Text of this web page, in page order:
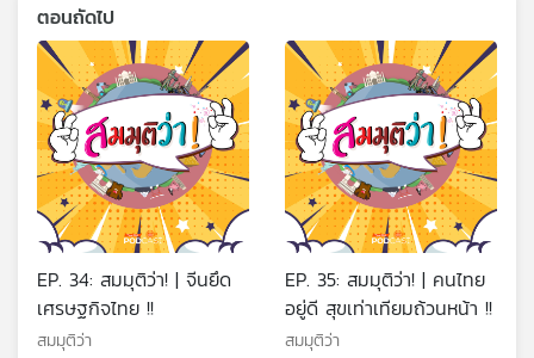
ตอนถัดไป
EP. 34: สมมุติว่า! | จีนยึด
เศรษฐกิจไทย !!
สมมุติว่า
EP. 35: สมมุติว่า! | คนไทย
อยู่ดี สุขเท่าเทียมถ้วนหน้า !!
สมมุติว่า